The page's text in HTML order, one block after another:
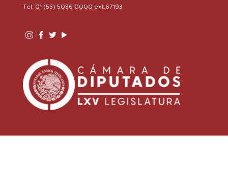
Tel: 01 (55) 5036 0000 ext.67193